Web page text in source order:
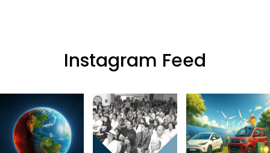
Instagram Feed